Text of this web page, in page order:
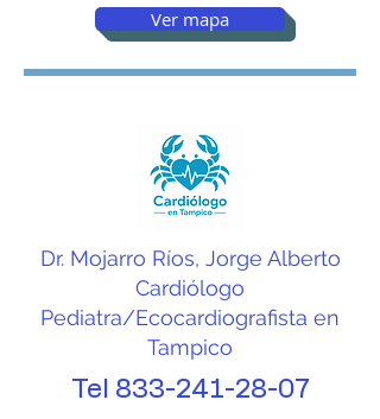
Ver mapa
Dr. Mojarro Ríos, Jorge Alberto
Cardiólogo
Pediatra/Ecocardiografista en
Tampico
Tel 833-241-28-07